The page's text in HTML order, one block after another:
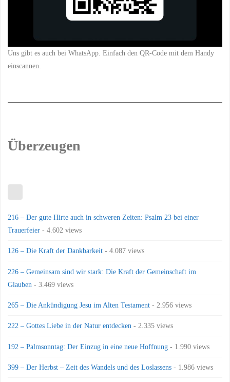
Uns gibt es auch bei WhatsApp. Einfach den QR-Code mit dem Handy
einscannen.
Überzeugen
216 – Der gute Hirte auch in schweren Zeiten: Psalm 23 bei einer
Trauerfeier - 4.602 views
126 – Die Kraft der Dankbarkeit - 4.087 views
226 – Gemeinsam sind wir stark: Die Kraft der Gemeinschaft im
Glauben - 3.469 views
265 – Die Ankündigung Jesu im Alten Testament - 2.956 views
222 – Gottes Liebe in der Natur entdecken - 2.335 views
192 – Palmsonntag: Der Einzug in eine neue Hoffnung - 1.990 views
399 – Der Herbst – Zeit des Wandels und des Loslassens - 1.986 views